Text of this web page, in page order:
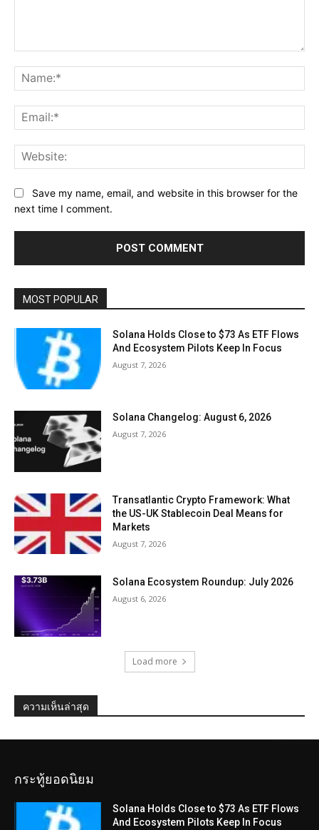
Save my name, email, and website in this browser for the
next time I comment.
MOST POPULAR
Solana Holds Close to $73 As ETF Flows
And Ecosystem Pilots Keep In Focus
August 7, 2026
Solana Changelog: August 6, 2026
August 7, 2026
Transatlantic Crypto Framework: What
the US-UK Stablecoin Deal Means for
Markets
August 7, 2026
Solana Ecosystem Roundup: July 2026
August 6, 2026
Load more
ความเห็นล่าสุด
กระทู้ยอดนิยม
Solana Holds Close to $73 As ETF Flows
And Ecosystem Pilots Keep In Focus